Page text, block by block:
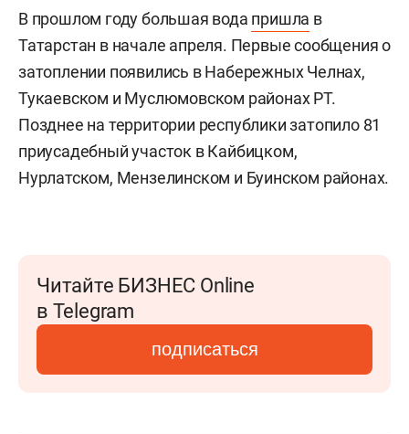
В прошлом году большая вода пришла в
Татарстан в начале апреля. Первые сообщения о
затоплении появились в Набережных Челнах,
Тукаевском и Муслюмовском районах РТ.
Позднее на территории республики затопило 81
приусадебный участок в Кайбицком,
Нурлатском, Мензелинском и Буинском районах.
Читайте БИЗНЕС Online
в Telegram
подписаться